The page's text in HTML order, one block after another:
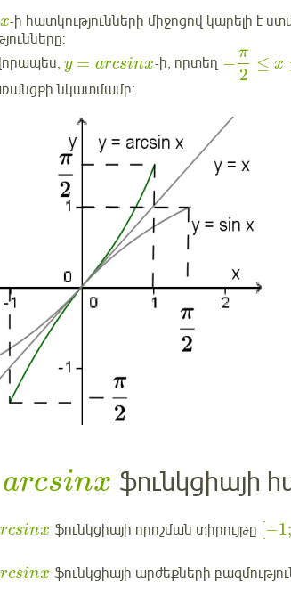
-ի հատկությունների միջոցով կարելի է
y = arcsinx-ի, որտեղ −
π
2
≤ x
նկատմամբ:
arcsinx ֆունկցիայի
ֆունկցիայի որոշման տիրույթը −1;
ֆունկցիայի արժեքների